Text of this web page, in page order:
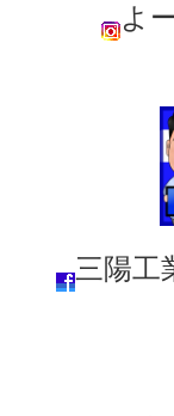
よ
三陽工